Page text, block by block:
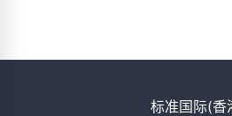
标准国际(香